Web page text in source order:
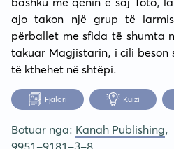
ajo takon një grup të
përballet me sfida të shumta
takuar Magjistarin, i cili beson
të kthehet në shtëpi.
Fjalori Kuizi
Botuar nga: Kanah Publishing,
9951-9181-3-8